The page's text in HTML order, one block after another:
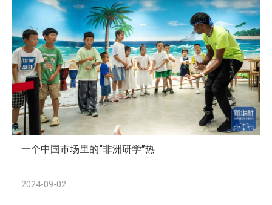
一个中国市场里的“非洲研学”热
2024-09-02